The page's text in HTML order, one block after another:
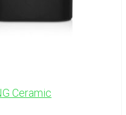
Ceramic